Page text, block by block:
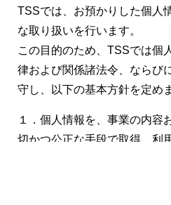
TSSでは、お預かりした個人
な取り扱いを行います。
この目的のため、TSSでは個
律および関係諸法令、ならび
守し、以下の基本方針を定め
１．個人情報を、事業の内容
切かつ公正な手段で取得、利